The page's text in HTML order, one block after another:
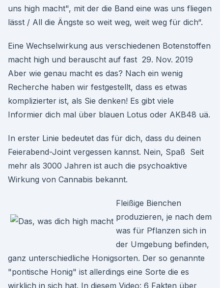
uns high macht", mit der die Band eine was uns fliegen
lässt / All die Ängste so weit weg, weit weg für dich“.
Eine Wechselwirkung aus verschiedenen Botenstoffen
macht high und berauscht auf fast 29. Nov. 2019
Aber wie genau macht es das? Nach ein wenig
Recherche haben wir festgestellt, dass es etwas
komplizierter ist, als Sie denken! Es gibt viele
Informier dich mal über blauen Lotus oder AKB48 uä.
In erster Linie bedeutet das für dich, dass du deinen
Feierabend-Joint vergessen kannst. Nein, Spaß Seit
mehr als 3000 Jahren ist auch die psychoaktive
Wirkung von Cannabis bekannt.
Fleißige Bienchen
produzieren, je nach dem
was für Pflanzen sich in
der Umgebung befinden,
ganz unterschiedliche Honigsorten. Der so genannte
"pontische Honig" ist allerdings eine Sorte die es
wirklich in sich hat. In diesem Video: 6 Fakten über